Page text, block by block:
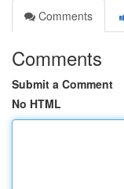
Comments
Comments
Submit a Comment
No HTML